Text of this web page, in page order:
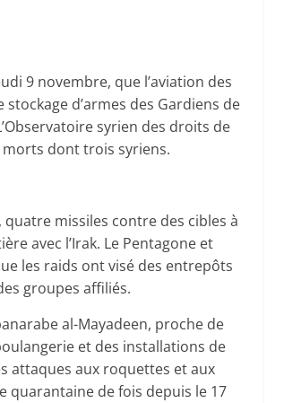
9 novembre, que l’aviation des
d’armes des Gardiens de
syrien des droits de
morts dont trois syriens.
missiles contre des cibles à
avec l’Irak. Le Pentagone et
les raids ont visé des entrepôts
groupes affiliés.
al-Mayadeen, proche de
et des installations de
attaques aux roquettes et aux
quarantaine de fois depuis le 17